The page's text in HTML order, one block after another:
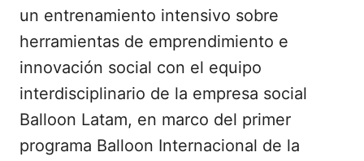
un entrenamiento intensivo sobre
herramientas de emprendimiento e
innovación social con el equipo
interdisciplinario de la empresa social
Balloon Latam, en marco del primer
programa Balloon Internacional de la